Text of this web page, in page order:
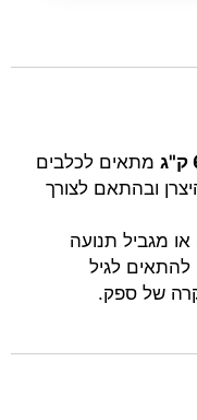
מתאים לכלבים
ובהתאם לצורך
או מגביל תנועה
לגיל
של ספק.